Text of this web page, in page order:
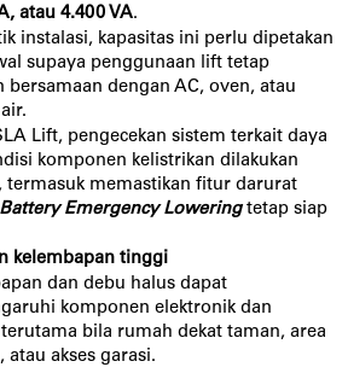
atau 4.400 VA.
instalasi, kapasitas ini perlu dipetakan
supaya penggunaan lift tetap
bersamaan dengan AC, oven, atau
Lift, pengecekan sistem terkait daya
komponen kelistrikan dilakukan
termasuk memastikan fitur darurat
Battery Emergency Lowering tetap siap
kelembapan tinggi
dan debu halus dapat
komponen elektronik dan
bila rumah dekat taman, area
atau akses garasi.